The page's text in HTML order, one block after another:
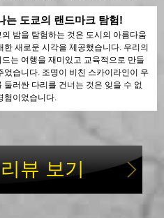
과 교육이 완벽하게 결합된 것으로, 여행
게 어둠 속에서의 도쿄의 아름다움을
하게 보여줍니다.
는 도쿄의 랜드마크 탐험!
의 밤을 탐험하는 것은 도시의 아름다움
한 새로운 시각을 제공했습니다. 우리의
드는 여행을 재미있고 교육적으로 만들
었습니다. 조명이 비친 스카이라인이 우
둘러싼 다리를 건너는 것은 잊을 수 없
험이었습니다.
뷰 보기